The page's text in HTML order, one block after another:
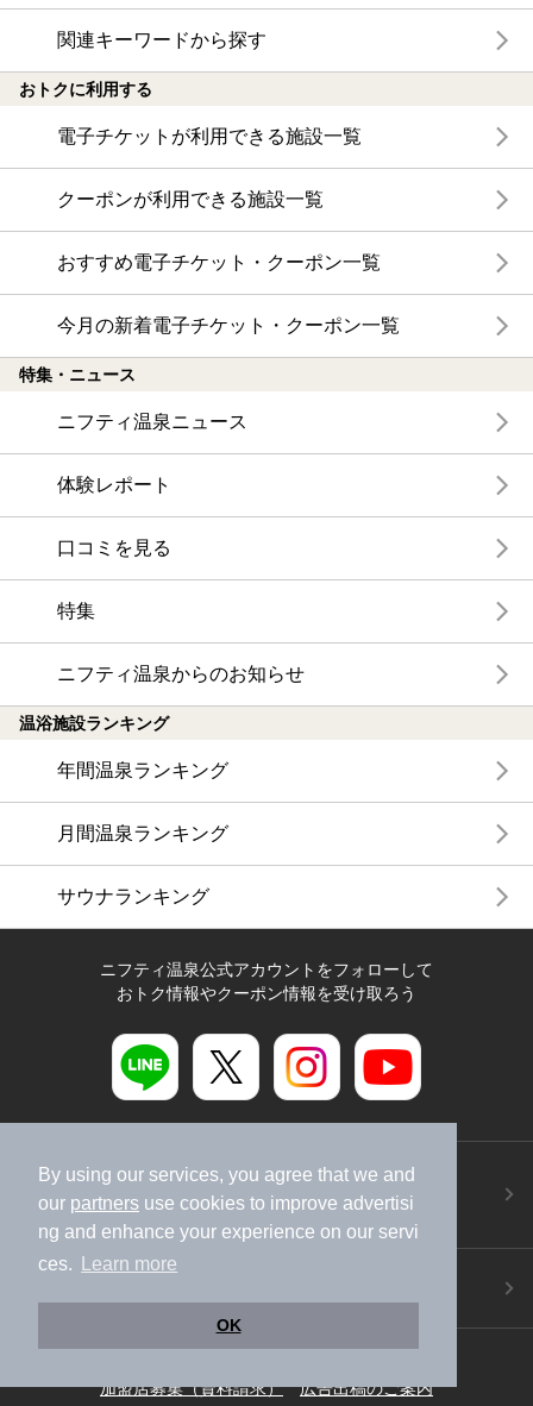
By using our services, you agree that we and
our partners use cookies to improve advertisi
ng and enhance your experience on our servi
ces.
Learn more
OK
関連キーワードから探す
おトクに利用する
電子チケットが利用できる施設一覧
クーポンが利用できる施設一覧
おすすめ電子チケット・クーポン一覧
今月の新着電子チケット・クーポン一覧
特集・ニュース
ニフティ温泉ニュース
体験レポート
口コミを見る
特集
ニフティ温泉からのお知らせ
温浴施設ランキング
年間温泉ランキング
月間温泉ランキング
サウナランキング
ニフティ温泉公式アカウントをフォローして
おトク情報やクーポン情報を受け取ろう
ニフティ温泉アプリ
地図から温泉検索！お得な限定クーポンも！
今すぐダウンロード！
ご意見ご要望 ・お問い合わせ
施設データの新規追加や修正依頼もこちらから
スマートフォン /
PC
加盟店募集（資料請求）
広告出稿のご案内